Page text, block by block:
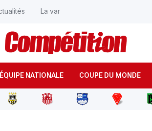
ÉQUIPE NATIONALE COUPE DU MONDE
La var